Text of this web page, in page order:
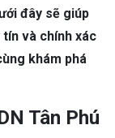
đây sẽ giúp
và chính xác
khám phá
Tân Phú